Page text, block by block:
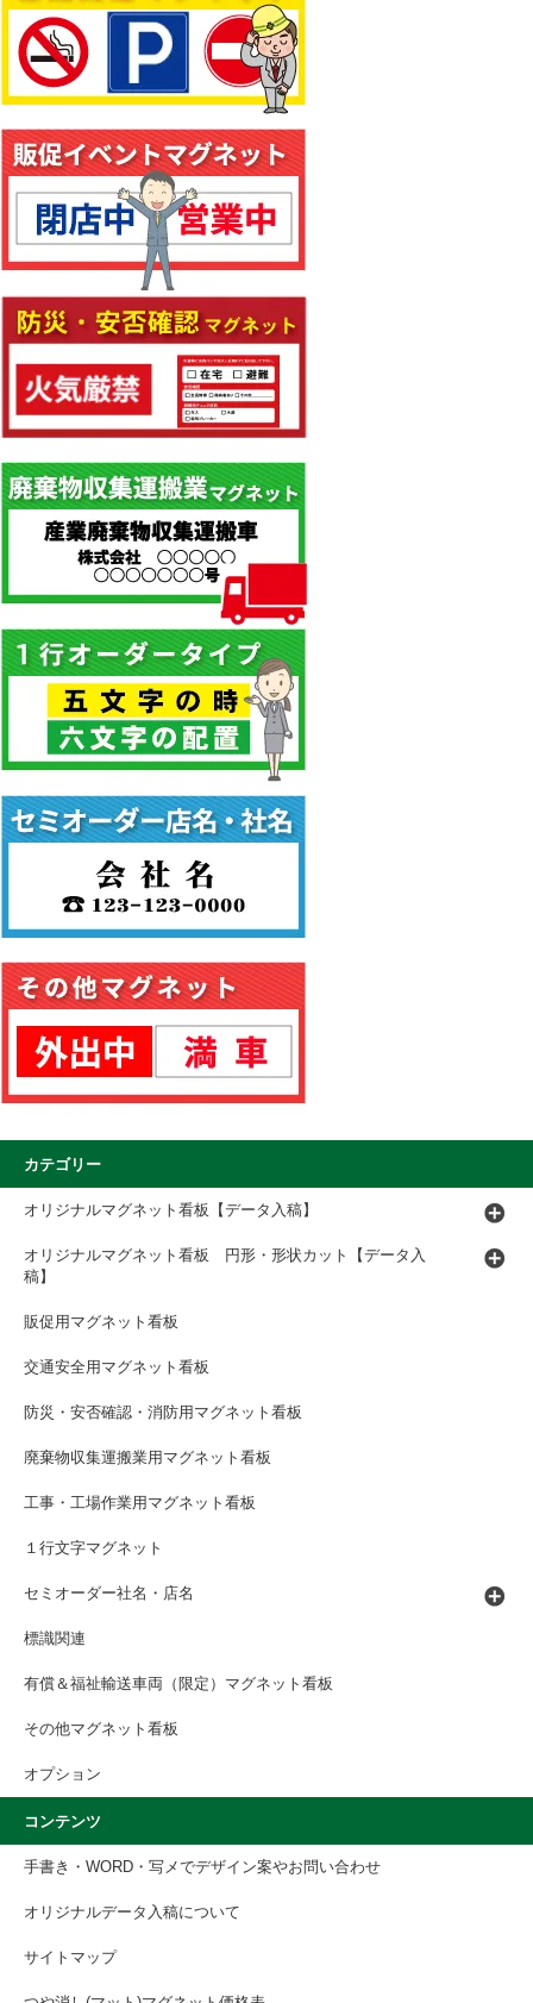
カテゴリー
オリジナルマグネット看板【データ入稿】
オリジナルマグネット看板 円形・形状カット【データ入
稿】
販促用マグネット看板
交通安全用マグネット看板
防災・安否確認・消防用マグネット看板
廃棄物収集運搬業用マグネット看板
工事・工場作業用マグネット看板
１行文字マグネット
セミオーダー社名・店名
標識関連
有償＆福祉輸送車両（限定）マグネット看板
その他マグネット看板
オプション
コンテンツ
手書き・WORD・写メでデザイン案やお問い合わせ
オリジナルデータ入稿について
サイトマップ